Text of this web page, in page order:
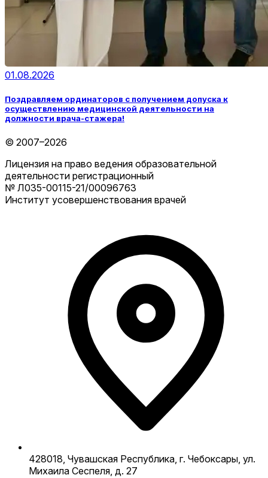
01.08.2026
Поздравляем ординаторов с получением допуска к
осуществлению медицинской деятельности на
должности врача-стажера!
© 2007–2026
Лицензия на право ведения образовательной
деятельности регистрационный
№ Л035-00115-21/00096763
Институт усовершенствования врачей
428018, Чувашская Республика, г. Чебоксары, ул.
Михаила Сеспеля, д. 27